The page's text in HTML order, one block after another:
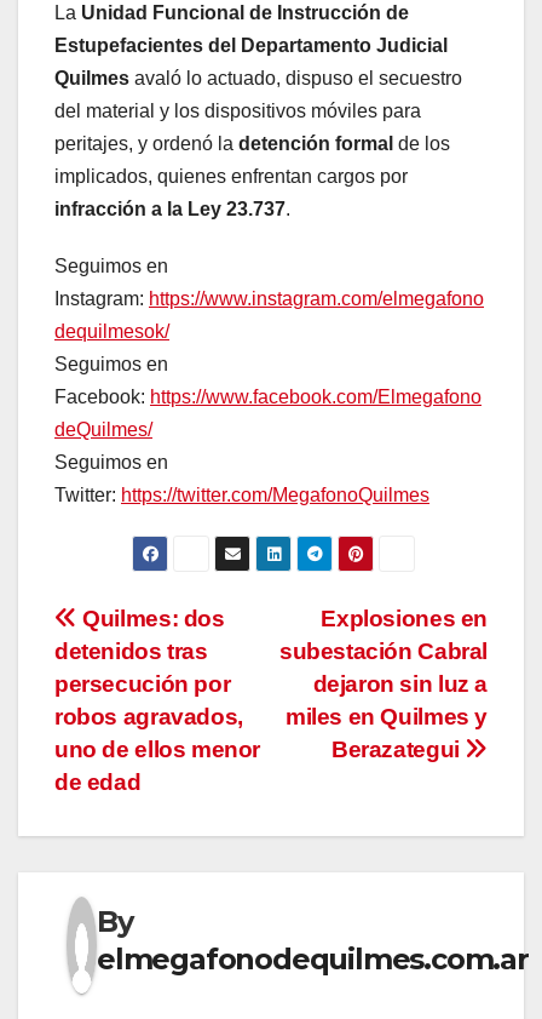
La Unidad Funcional de Instrucción de
Estupefacientes del Departamento Judicial
Quilmes avaló lo actuado, dispuso el secuestro
del material y los dispositivos móviles para
peritajes, y ordenó la detención formal de los
implicados, quienes enfrentan cargos por
infracción a la Ley 23.737.
Seguimos en
Instagram: https://www.instagram.com/elmegafono
dequilmesok/
Seguimos en
Facebook: https://www.facebook.com/Elmegafono
deQuilmes/
Seguimos en
Twitter: https://twitter.com/MegafonoQuilmes
Navegación
de
entradas
Explosiones en
subestación Cabral
dejaron sin luz a
miles en Quilmes y
Berazategui
Quilmes: dos
detenidos tras
persecución por
robos agravados,
uno de ellos menor
de edad
By
elmegafonodequilmes.com.ar